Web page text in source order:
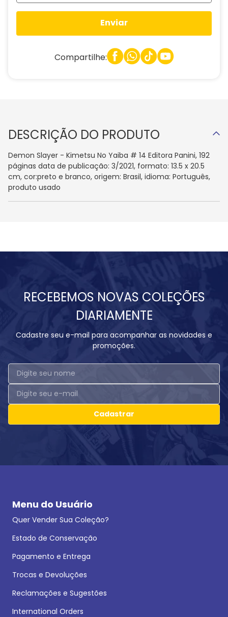
Enviar
Compartilhe:
DESCRIÇÃO DO PRODUTO
Demon Slayer - Kimetsu No Yaiba # 14 Editora Panini, 192
páginas data de publicação: 3/2021, formato: 13.5 x 20.5
cm, cor:preto e branco, origem: Brasil, idioma: Português,
produto usado
RECEBEMOS NOVAS COLEÇÕES
DIARIAMENTE
Cadastre seu e-mail para acompanhar as novidades e
promoções.
Cadastrar
Menu do Usuário
Quer Vender Sua Coleção?
Estado de Conservação
Pagamento e Entrega
Trocas e Devoluções
Reclamações e Sugestões
International Orders